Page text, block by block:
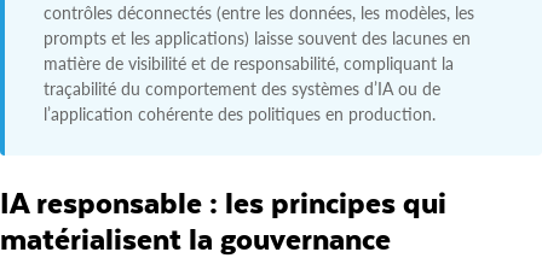
contrôles déconnectés (entre les données, les modèles, les
prompts et les applications) laisse souvent des lacunes en
matière de visibilité et de responsabilité, compliquant la
traçabilité du comportement des systèmes d’IA ou de
l’application cohérente des politiques en production.
IA responsable : les principes qui
matérialisent la gouvernance